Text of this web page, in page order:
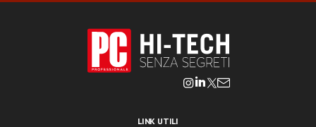
LINK UTILI